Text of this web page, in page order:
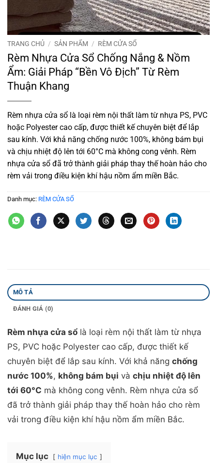
TRANG CHỦ / SẢN PHẨM / RÈM CỬA SỔ
Rèm Nhựa Cửa Sổ Chống Nắng & Nồm
Ẩm: Giải Pháp “Bền Vô Địch” Từ Rèm
Thuận Khang
Rèm nhựa cửa sổ là loại rèm nội thất làm từ nhựa PS, PVC
hoặc Polyester cao cấp, được thiết kế chuyên biệt để lắp
sau kính. Với khả năng chống nước 100%, không bám bụi
và chịu nhiệt độ lên tới 60°C mà không cong vênh. Rèm
nhựa cửa sổ đã trở thành giải pháp thay thế hoàn hảo cho
rèm vải trong điều kiện khí hậu nồm ẩm miền Bắc.
Danh mục: RÈM CỬA SỔ
MÔ TẢ
ĐÁNH GIÁ (0)
Rèm nhựa cửa sổ là loại rèm nội thất làm từ nhựa
PS, PVC hoặc Polyester cao cấp, được thiết kế
chuyên biệt để lắp sau kính. Với khả năng chống
nước 100%, không bám bụi và chịu nhiệt độ lên
tới 60°C mà không cong vênh. Rèm nhựa cửa sổ
đã trở thành giải pháp thay thế hoàn hảo cho rèm
vải trong điều kiện khí hậu nồm ẩm miền Bắc.
Mục lục hiện mục lục